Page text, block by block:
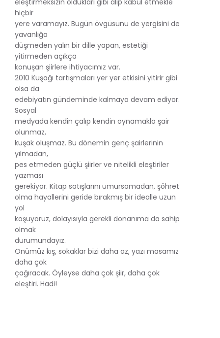
hiçbir
yere varamayız. Bugün övgüsünü de yergisini de
yavanlığa
düşmeden yalın bir dille yapan, estetiği
yitirmeden açıkça
konuşan şiirlere ihtiyacımız var.
2010 Kuşağı tartışmaları yer yer etkisini yitirir gibi
olsa da
edebiyatın gündeminde kalmaya devam ediyor.
Sosyal
medyada kendin çalıp kendin oynamakla şair
olunmaz,
kuşak oluşmaz. Bu dönemin genç şairlerinin
yılmadan,
pes etmeden güçlü şiirler ve nitelikli eleştiriler
yazması
gerekiyor. Kitap satışlarını umursamadan, şöhret
olma hayallerini geride bırakmış bir idealle uzun
yol
koşuyoruz, dolayısıyla gerekli donanıma da sahip
olmak
durumundayız.
Önümüz kış, sokaklar bizi daha az, yazı masamız
daha çok
çağıracak. Öyleyse daha çok şiir, daha çok
eleştiri. Hadi!